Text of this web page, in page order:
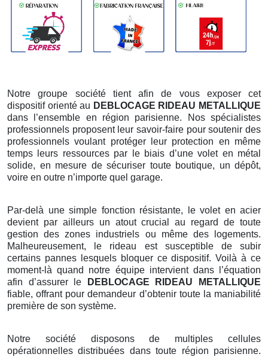
Notre groupe société tient afin de vous exposer cet
dispositif orienté au DEBLOCAGE RIDEAU METALLIQUE
dans l’ensemble en région parisienne. Nos spécialistes
professionnels proposent leur savoir-faire pour soutenir des
professionnels voulant protéger leur protection en même
temps leurs ressources par le biais d’une volet en métal
solide, en mesure de sécuriser toute boutique, un dépôt,
voire en outre n’importe quel garage.
Par-delà une simple fonction résistante, le volet en acier
devient par ailleurs un atout crucial au regard de toute
gestion des zones industriels ou même des logements.
Malheureusement, le rideau est susceptible de subir
certains pannes lesquels bloquer ce dispositif. Voilà à ce
moment-là quand notre équipe intervient dans l’équation
afin d’assurer le
DEBLOCAGE RIDEAU METALLIQUE
fiable, offrant pour demandeur d’obtenir toute la maniabilité
première de son système.
Notre société disposons de multiples cellules
opérationnelles distribuées dans toute région parisienne.